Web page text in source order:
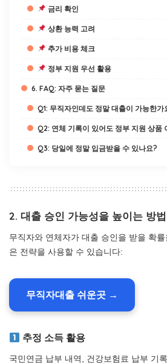
금리 확인
상환 능력 고려
추가 비용 체크
정부 지원 우선 활용
6. FAQ: 자주 묻는 질문
Q1: 무직자인데도 정말 대출이 가능한가
Q2: 연체 기록이 있어도 정부 지원 상품
Q3: 당일에 정말 입금받을 수 있나요?
2. 대출 승인 가능성을 높이는 방법
무직자와 연체자가 대출 승인을 받을 확
은 전략을 사용할 수 있습니다:
무직자대출 쉬운곳 →
추정 소득 활용
국민연금 납부 내역, 건강보험료 납부 기